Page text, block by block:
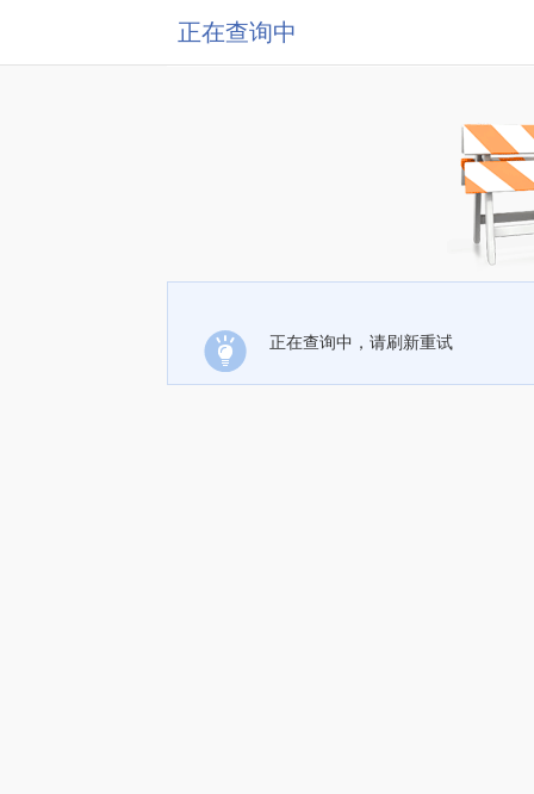
正在查询中
正在查询中，请刷新重试